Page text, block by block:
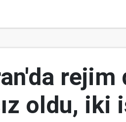
oldu, iki